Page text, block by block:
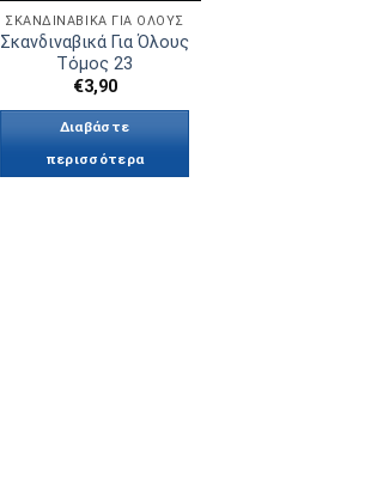
ΣΚΑΝΔΙΝΑΒΙΚΆ ΓΙΑ ΟΛΟΥΣ
Σκανδιναβικά Για Όλους
Τόμος 23
€3,90
Διαβάστε
περισσότερα